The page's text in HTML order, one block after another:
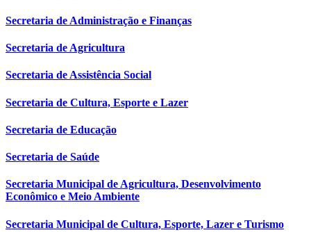
Secretaria de Administração e Finanças
Secretaria de Agricultura
Secretaria de Assistência Social
Secretaria de Cultura, Esporte e Lazer
Secretaria de Educação
Secretaria de Saúde
Secretaria Municipal de Agricultura, Desenvolvimento
Econômico e Meio Ambiente
Secretaria Municipal de Cultura, Esporte, Lazer e Turismo